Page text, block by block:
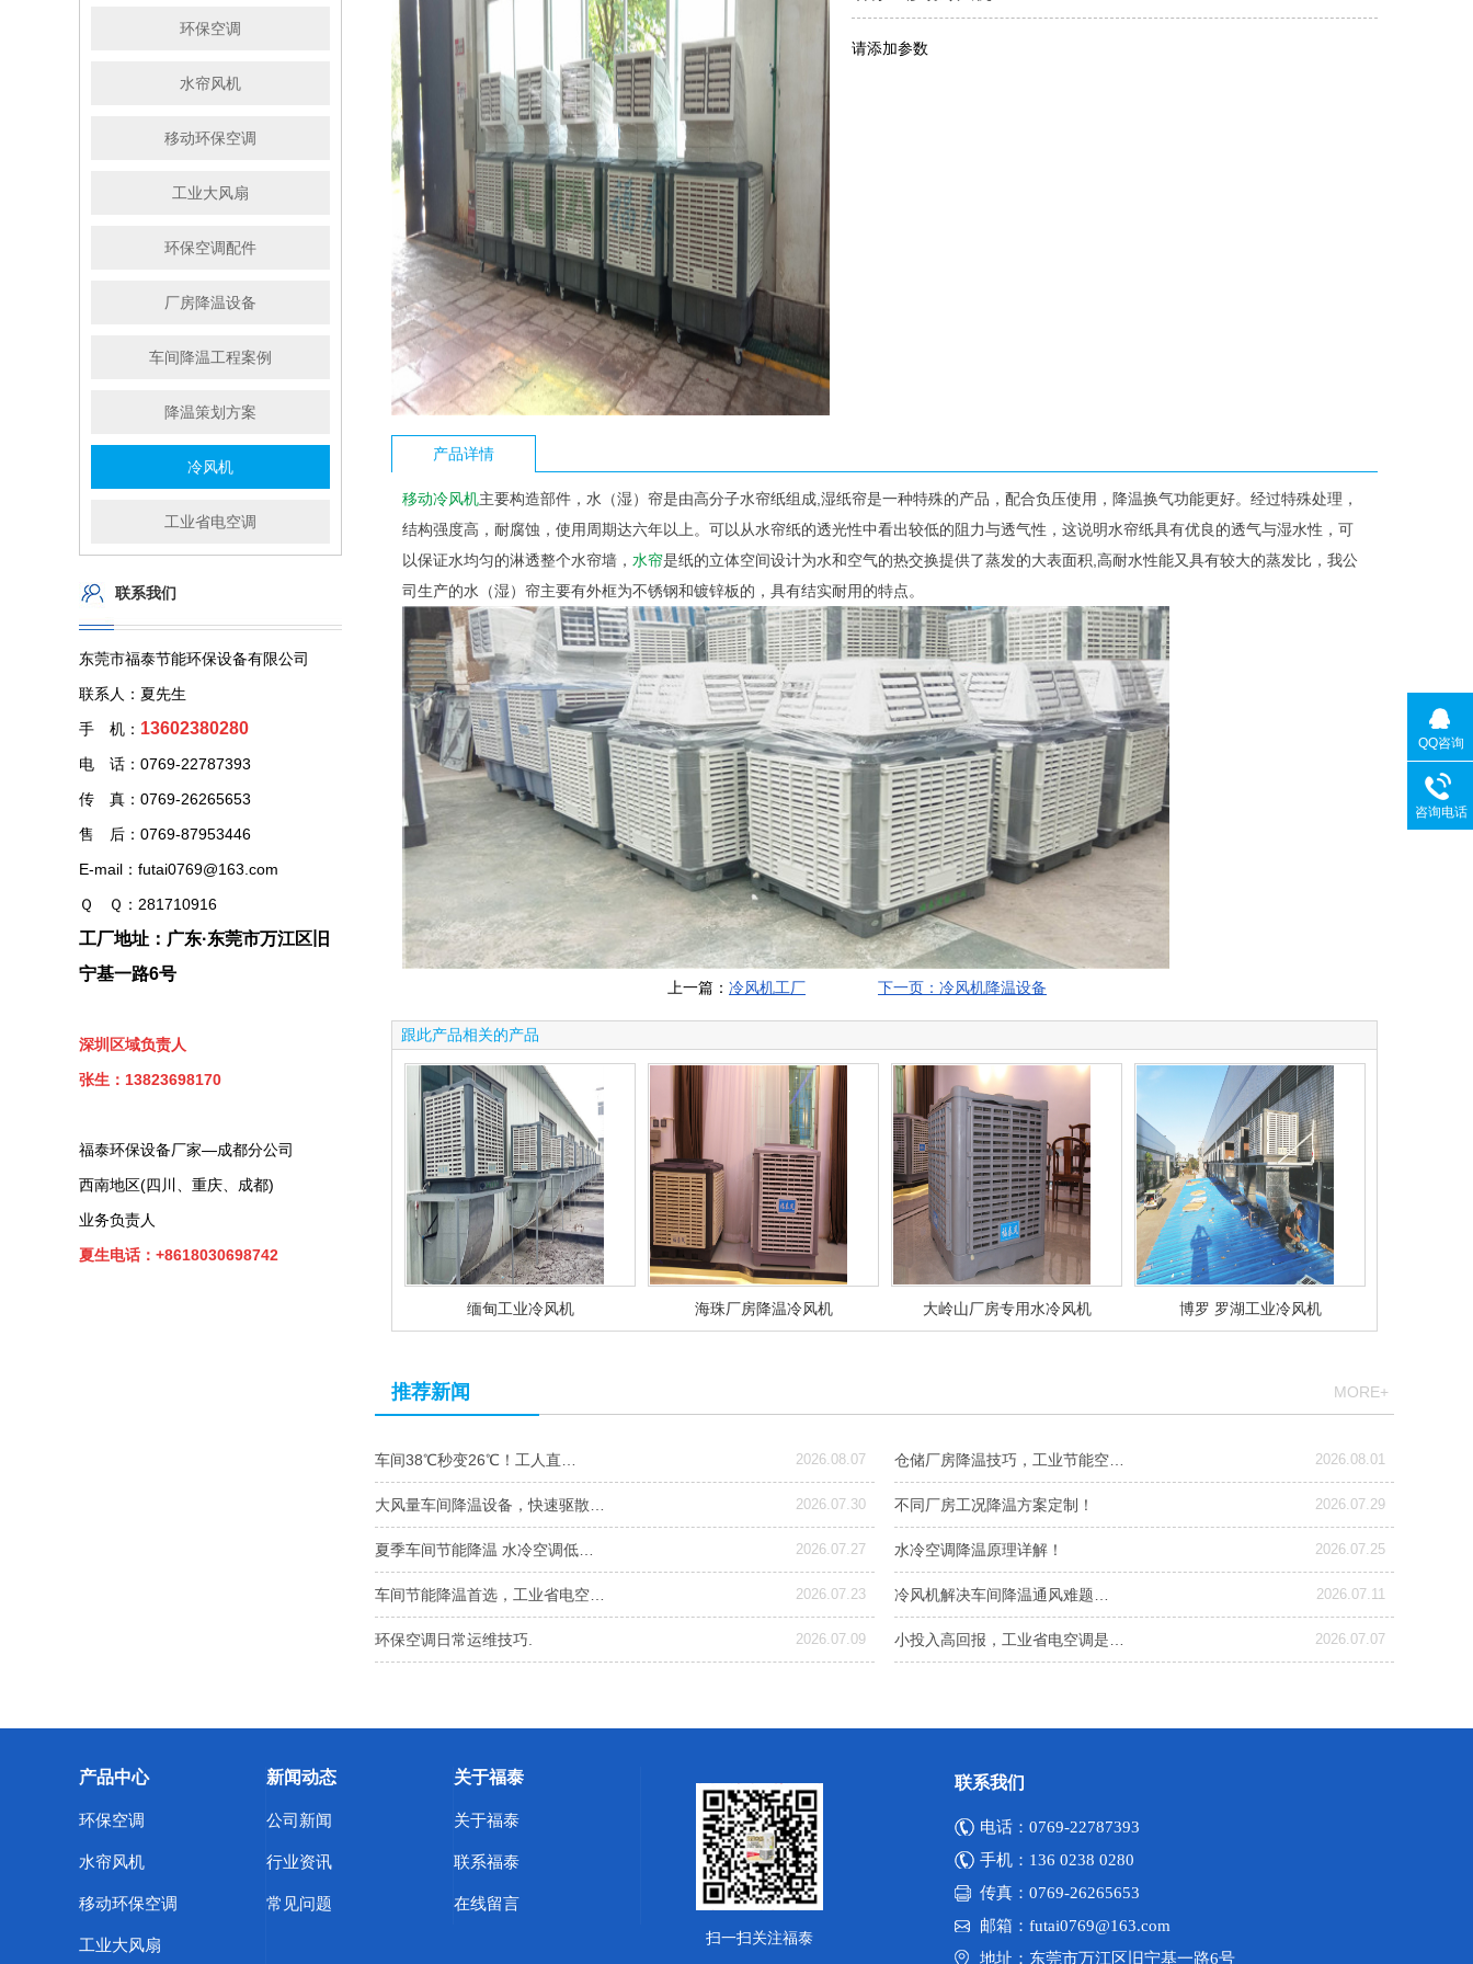
环保空调
水帘风机
移动环保空调
工业大风扇
环保空调配件
厂房降温设备
车间降温工程案例
降温策划方案
冷风机
工业省电空调
联系我们
东莞市福泰节能环保设备有限公司
联系人：夏先生
手 机： 13602380280
电 话：0769-22787393
传 真：0769-26265653
售 后：0769-87953446
E-mail：futai0769@163.com
Ｑ Ｑ：281710916
工厂地址：广东·东莞市万江区旧
宁基一路6号
深圳区域负责人
张生：13823698170
福泰环保设备厂家—成都分公司
西南地区(四川、重庆、成都)
业务负责人
夏生电话：+8618030698742
请添加参数
产品详情
移动冷风机主要构造部件，水（湿）帘是由高分子水帘纸组成,湿纸帘是一种特殊的产品，配合负压使用，降温换气功能更好。经过特殊处理，
结构强度高，耐腐蚀，使用周期达六年以上。可以从水帘纸的透光性中看出较低的阻力与透气性，这说明水帘纸具有优良的透气与湿水性，可
以保证水均匀的淋透整个水帘墙， 水帘是纸的立体空间设计为水和空气的热交换提供了蒸发的大表面积,高耐水性能又具有较大的蒸发比，我公
司生产的水（湿）帘主要有外框为不锈钢和镀锌板的，具有结实耐用的特点。
上一篇： 冷风机工厂 下一页：冷风机降温设备
跟此产品相关的产品
缅甸工业冷风机 海珠厂房降温冷风机 大岭山厂房专用水冷风机 博罗 罗湖工业冷风机
推荐新闻 MORE+
车间38℃秒变26℃！工人直… 2026.08.07 仓储厂房降温技巧，工业节能空… 2026.08.01
大风量车间降温设备，快速驱散… 2026.07.30 不同厂房工况降温方案定制！ 2026.07.29
夏季车间节能降温 水冷空调低… 2026.07.27 水冷空调降温原理详解！ 2026.07.25
车间节能降温首选，工业省电空… 2026.07.23 冷风机解决车间降温通风难题… 2026.07.11
环保空调日常运维技巧. 2026.07.09 小投入高回报，工业省电空调是… 2026.07.07
产品中心
环保空调
水帘风机
移动环保空调
工业大风扇
新闻动态
公司新闻
行业资讯
常见问题
关于福泰
关于福泰
联系福泰
在线留言
扫一扫关注福泰
联系我们
电话：0769-22787393
手机：136 0238 0280
传真：0769-26265653
邮箱：futai0769@163.com
地址：东莞市万江区旧宁基一路6号
QQ咨询
咨询电话